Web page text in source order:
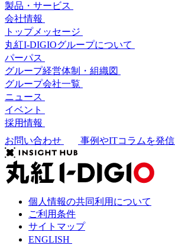
製品・サービス
会社情報
トップメッセージ
丸紅I-DIGIOグループについて
パーパス
グループ経営体制・組織図
グループ会社一覧
ニュース
イベント
採用情報
お問い合わせ
事例やITコラムを発信
個人情報の共同利用について
ご利用条件
サイトマップ
ENGLISH